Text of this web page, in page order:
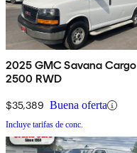
2025 GMC Savana Cargo
2500 RWD
$35,389 Buena oferta
Incluye tarifas de conc.